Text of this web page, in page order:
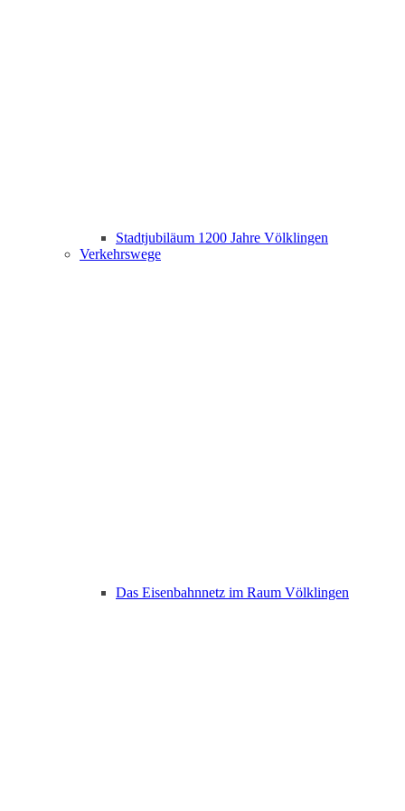
Stadtjubiläum 1200 Jahre Völklingen
Verkehrswege
Das Eisenbahnnetz im Raum Völklingen